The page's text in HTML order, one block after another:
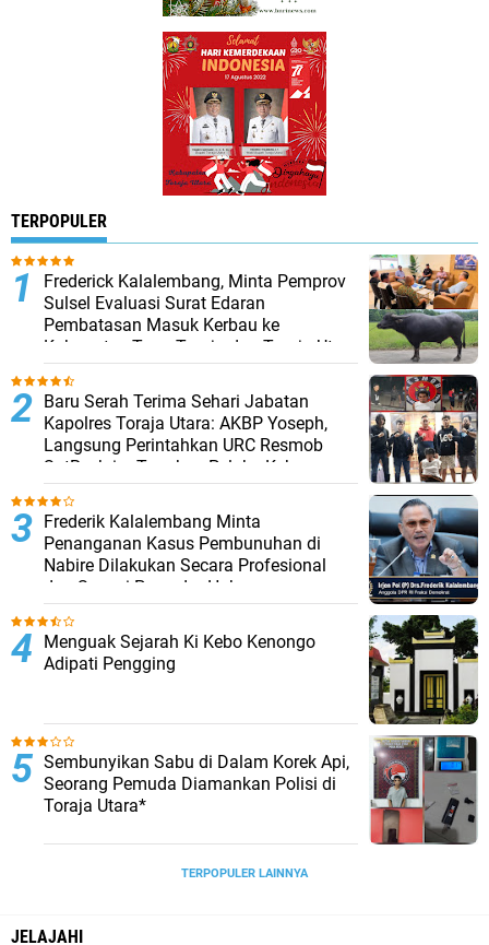
TERPOPULER
Frederick Kalalembang, Minta Pemprov
Sulsel Evaluasi Surat Edaran
Pembatasan Masuk Kerbau ke
Kabupaten Tana Toraja dan Toraja Utara
Baru Serah Terima Sehari Jabatan
Kapolres Toraja Utara: AKBP Yoseph,
Langsung Perintahkan URC Resmob
SatReskrim Tangkap Pelaku Kekerasan
Seksual Anak Di Bawah Umur
Frederik Kalalembang Minta
Penanganan Kasus Pembunuhan di
Nabire Dilakukan Secara Profesional
dan Sesuai Prosedur Hukum
Menguak Sejarah Ki Kebo Kenongo
Adipati Pengging
Sembunyikan Sabu di Dalam Korek Api,
Seorang Pemuda Diamankan Polisi di
Toraja Utara*
TERPOPULER LAINNYA
JELAJAHI